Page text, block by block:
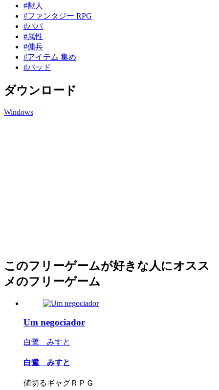
#獣人
#ファンタジー RPG
#パパ
#属性
#傭兵
#アイテム 集め
#パッド
ダウンロード
Windows
このフリーゲームが好きな人にオスス
メのフリーゲーム
Um negociador
白鷺 みすと
白鷺 みすと
値切るギャグＲＰＧ